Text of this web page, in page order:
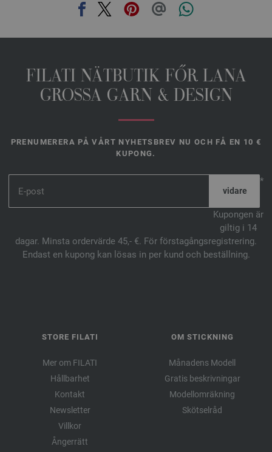
FILATI NÄTBUTIK FŐR LANA
GROSSA GARN & DESIGN
PRENUMERERA PÅ VÅRT NYHETSBREV NU OCH FÅ EN 10 €
KUPONG.
*
Kupongen är
giltig i 14
dagar. Minsta ordervärde 45,- €. För förstagångsregistrering.
Endast en kupong kan lösas in per kund och beställning.
STORE FILATI
Mer om FILATI
Hållbarhet
Kontakt
Newsletter
Villkor
Ångerrätt
OM STICKNING
Månadens Modell
Gratis beskrivningar
Modellomräkning
Skötselråd